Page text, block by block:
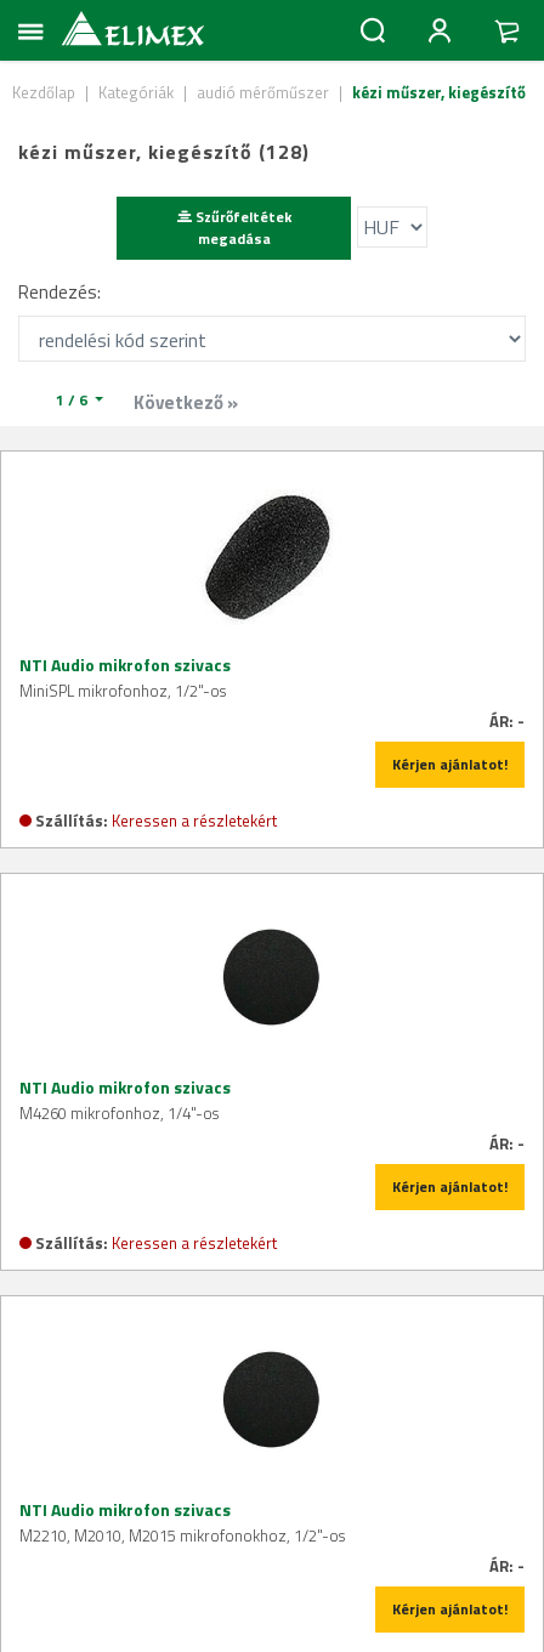
Kezdőlap | Kategóriák | audió mérőműszer | kézi műszer, kiegészítő
kézi műszer, kiegészítő (128)
Szűrőfeltétek
megadása
Rendezés:
1 / 6 Következő »
NTI Audio mikrofon szivacs
MiniSPL mikrofonhoz, 1/2"-os
ÁR: -
Kérjen ajánlatot!
Szállítás: Keressen a részletekért
NTI Audio mikrofon szivacs
M4260 mikrofonhoz, 1/4"-os
ÁR: -
Kérjen ajánlatot!
Szállítás: Keressen a részletekért
NTI Audio mikrofon szivacs
M2210, M2010, M2015 mikrofonokhoz, 1/2"-os
ÁR: -
Kérjen ajánlatot!